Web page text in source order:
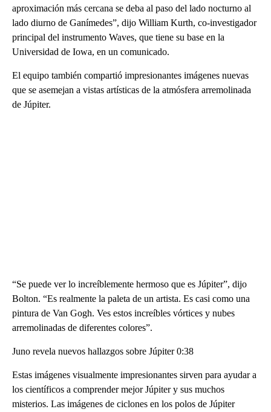
aproximación más cercana se deba al paso del lado nocturno al
lado diurno de Ganímedes”, dijo William Kurth, co-investigador
principal del instrumento Waves, que tiene su base en la
Universidad de Iowa, en un comunicado.
El equipo también compartió impresionantes imágenes nuevas
que se asemejan a vistas artísticas de la atmósfera arremolinada
de Júpiter.
“Se puede ver lo increíblemente hermoso que es Júpiter”, dijo
Bolton. “Es realmente la paleta de un artista. Es casi como una
pintura de Van Gogh. Ves estos increíbles vórtices y nubes
arremolinadas de diferentes colores”.
Juno revela nuevos hallazgos sobre Júpiter 0:38
Estas imágenes visualmente impresionantes sirven para ayudar a
los científicos a comprender mejor Júpiter y sus muchos
misterios. Las imágenes de ciclones en los polos de Júpiter